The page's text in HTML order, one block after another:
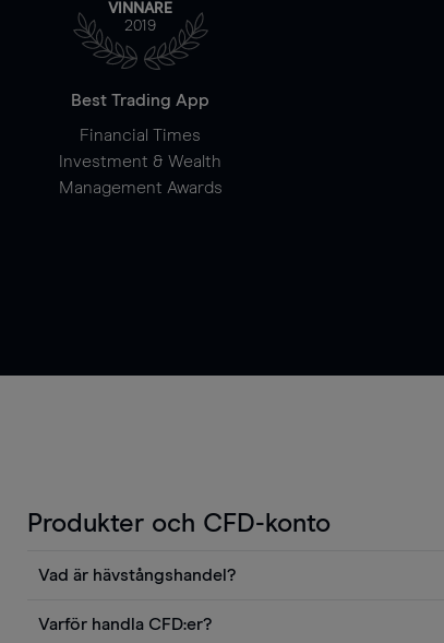
VINNARE
2019
Best Trading App
Financial Times
Investment & Wealth
Management Awards
Produkter och CFD-konto
Vad är hävstångshandel?
Varför handla CFD:er?